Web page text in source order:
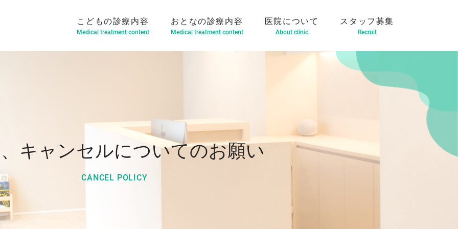
こどもの診療内容
Medical treatment content
おとなの診療内容
Medical treatment content
マウスピース型矯正装置（インビザライン）
医院について
About clinic
スタッフ募集
Recruit
キャンセルについてのお願い
CANCEL POLICY